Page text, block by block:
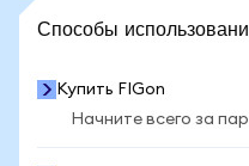
Способы
Купить FIGon
Начните всего за